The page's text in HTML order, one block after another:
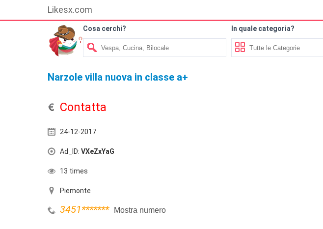
Likesx.com
Cosa cerchi? In quale categoria?
Narzole villa nuova in classe a+
Contatta
24-12-2017
Ad_ID: VXeZxYaG
13 times
Piemonte
3451******* Mostra numero